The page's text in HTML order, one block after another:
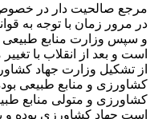
مرجع صالحیت دار در
در مرور زمان با توجه به
و سپس وزارت منابع
است و بعد از انقلاب با
از تشکیل وزارت جهاد
کشاورزی و منابع طبیعی
کشاورزی و متولی منابع
است جهاد کشاورزی بوده و